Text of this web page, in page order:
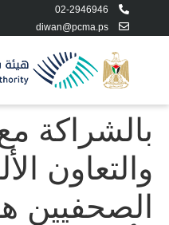
02-2946946
diwan@pcma.ps
بالشراكة
والتعاون
الصحفيين